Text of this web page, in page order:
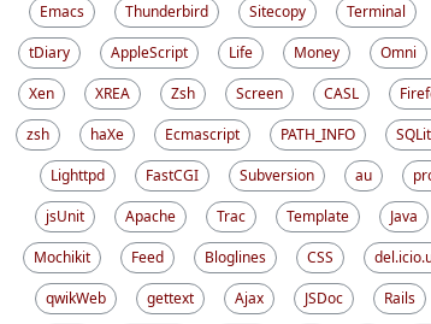
Emacs
Thunderbird Sitecopy Terminal
tDiary
AppleScript Life Money Omni
Xen
XREA Zsh Screen CASL
zsh
haXe Ecmascript PATH_INFO
Lighttpd
FastCGI Subversion au
jsUnit
Apache Trac Template Java
Mochikit
Feed Bloglines CSS
qwikWeb
gettext Ajax JSDoc Rails